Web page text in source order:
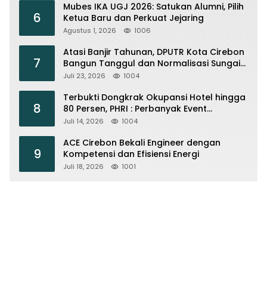
6
Mubes IKA UGJ 2026: Satukan Alumni, Pilih
Ketua Baru dan Perkuat Jejaring
Agustus 1, 2026 1006
7
Atasi Banjir Tahunan, DPUTR Kota Cirebon
Bangun Tanggul dan Normalisasi Sungai
Kijing
Juli 23, 2026 1004
8
Terbukti Dongkrak Okupansi Hotel hingga
80 Persen, PHRI : Perbanyak Event
Olahraga di Cirebon
Juli 14, 2026 1004
9
ACE Cirebon Bekali Engineer dengan
Kompetensi dan Efisiensi Energi
Juli 18, 2026 1001